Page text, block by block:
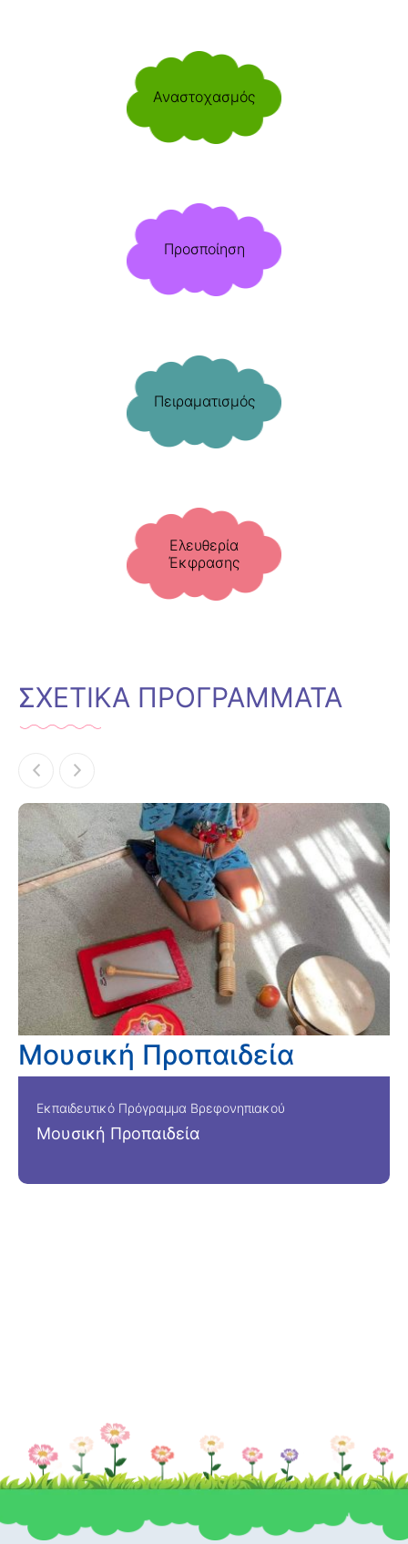
Αναστοχασμός
Προσποίηση
Πειραματισμός
Ελευθερία
Έκφρασης
ΣΧΕΤΙΚΑ ΠΡΟΓΡΑΜΜΑΤΑ
Μουσική Προπαιδεία
Εκπαιδευτικό Πρόγραμμα Βρεφονηπιακού
Μουσική Προπαιδεία